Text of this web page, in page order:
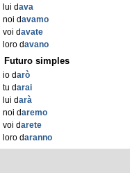
lui dava
noi davamo
voi davate
loro davano
Futuro simples
io darò
tu darai
lui darà
noi daremo
voi darete
loro daranno